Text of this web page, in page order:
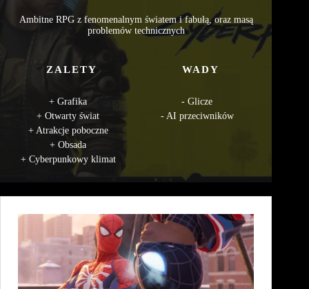
Ambitne RPG z fenomenalnym światem i fabułą, oraz masą
problemów technicznych
ZALETY
Grafika
Otwarty świat
Atrakcje poboczne
Obsada
Cyberpunkowy klimat
WADY
Glicze
AI przeciwników